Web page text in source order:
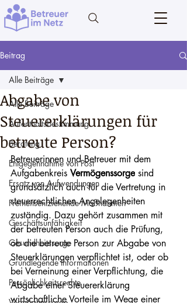
Beitrag
Alle Beiträge
Aufenthaltsbestimmung
Beratung
Entgegennahme von Post
Ersatz von Aufwendungen
Freiheitsentziehende Maßnahmen
Geschäftsunfähigkeit
Gesundheitssorge
Grundlegende Informationen
Persönlichkeitsrechte
Alle Beiträge
Abgabe von
Steuererklärungen für
betreute Person?
Betreuerinnen und Betreuer mit dem
Aufgabenkreis Vermögenssorge sind
grundsätzlich auch für die Vertretung in
steuerrechtlichen Angelegenheiten
zuständig. Dazu gehört zusammen mit
der betreuten Person auch die Prüfung,
ob die betreute Person zur Abgabe von
Steuerklärungen verpflichtet ist, oder ob
bei Verneinung einer Verpflichtung, die
Abgabe einer Steuererklärung
wirtschaftliche Vorteile im Wege einer